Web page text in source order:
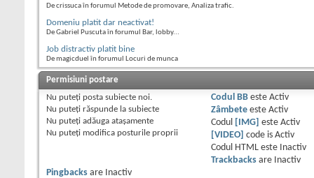
De crissuca în forumul Metode de promovare, Analiza trafic.
Domeniu platit dar neactivat!
De Gabriel Puscuta în forumul Bar, lobby...
Job distractiv platit bine
De magicduel în forumul Locuri de munca
Permisiuni postare
Nu puteţi posta subiecte noi.
Nu puteţi răspunde la subiecte
Nu puteţi adăuga ataşamente
Nu puteţi modifica posturile proprii
Codul BBeste Activ
Zâmbeteeste Activ
Codul
[IMG] este Activ
[VIDEO] code is Activ
Codul HTML este
Inactiv
Trackbacksare
Inactiv
Pingbacks are
Inactiv